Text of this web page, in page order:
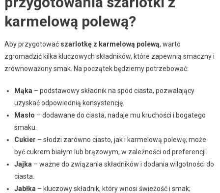
karmelową polewą?
Aby przygotować szarlotkę z karmelową polewą, warto
zgromadzić kilka kluczowych składników, które zapewnią smaczny i
zrównoważony smak. Na początek będziemy potrzebować:
Mąka – podstawowy składnik na spód ciasta, pozwalający
uzyskać odpowiednią konsystencję.
Masło – dodawane do ciasta, nadaje mu kruchości i bogatego
smaku.
Cukier – słodzi zarówno ciasto, jak i karmelową polewę; może
być cukrem białym lub brązowym, w zależności od preferencji.
Jajka – ważne do związania składników i dodania wilgotności do
ciasta.
Jabłka – kluczowy składnik, który wnosi świeżość i smak;